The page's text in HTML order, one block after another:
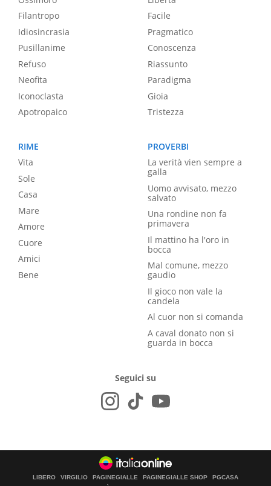
Filantropo
Idiosincrasia
Pusillanime
Refuso
Neofita
Iconoclasta
Apotropaico
Facile
Pragmatico
Conoscenza
Riassunto
Paradigma
Gioia
Tristezza
RIME
Vita
Sole
Casa
Mare
Amore
Cuore
Amici
Bene
PROVERBI
La verità vien sempre a
galla
Uomo avvisato, mezzo
salvato
Una rondine non fa
primavera
Il mattino ha l'oro in
bocca
Mal comune, mezzo
gaudio
Il gioco non vale la
candela
Al cuor non si comanda
A caval donato non si
guarda in bocca
Seguici su
LIBERO VIRGILIO PAGINEGIALLE PAGINEGIALLE SHOP
PGCASA